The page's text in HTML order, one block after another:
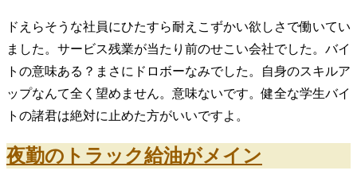
ドえらそうな社員にひたすら耐えこずかい欲しさで働いてい
ました。サービス残業が当たり前のせこい会社でした。バイ
トの意味ある？まさにドロボーなみでした。自身のスキルア
ップなんて全く望めません。意味ないです。健全な学生バイ
トの諸君は絶対に止めた方がいいですよ。
夜勤のトラック給油がメイン